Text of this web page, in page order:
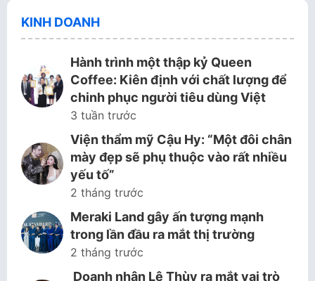
KINH DOANH
Hành trình một thập kỷ Queen
Coffee: Kiên định với chất lượng để
chinh phục người tiêu dùng Việt
3 tuần trước
Viện thẩm mỹ Cậu Hy: “Một đôi chân
mày đẹp sẽ phụ thuộc vào rất nhiều
yếu tố”
2 tháng trước
Meraki Land gây ấn tượng mạnh
trong lần đầu ra mắt thị trường
2 tháng trước
Doanh nhân Lê Thùy ra mắt vai trò